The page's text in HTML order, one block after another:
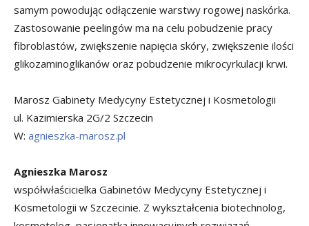
samym powodując odłączenie warstwy rogowej naskórka.
Zastosowanie peelingów ma na celu pobudzenie pracy
fibroblastów, zwiększenie napięcia skóry, zwiększenie ilości
glikozaminoglikanów oraz pobudzenie mikrocyrkulacji krwi.
Marosz Gabinety Medycyny Estetycznej i Kosmetologii
ul. Kazimierska 2G/2 Szczecin
W: agnieszka-marosz.pl
Agnieszka Marosz
współwłaścicielka Gabinetów Medycyny Estetycznej i
Kosmetologii w Szczecinie. Z wykształcenia biotechnolog,